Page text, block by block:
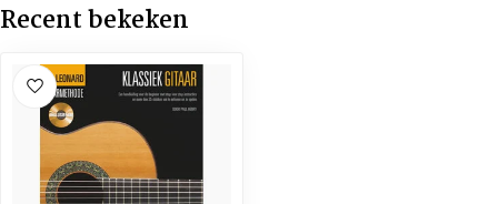
Recent bekeken